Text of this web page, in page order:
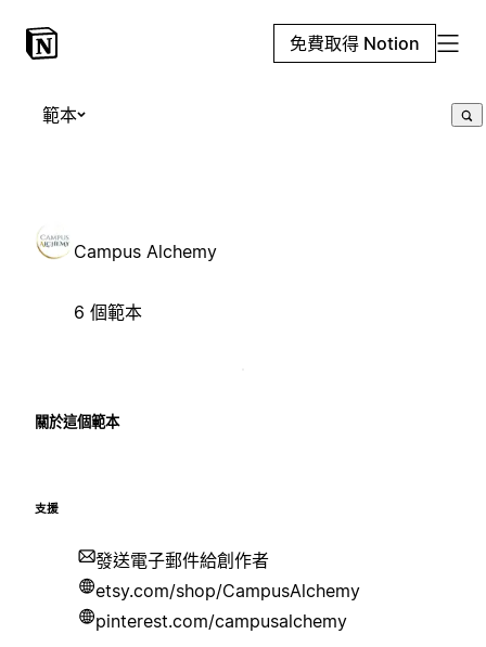
免費取得 Notion
範本
Campus Alchemy
6 個範本
關於這個範本
支援
發送電子郵件給創作者
etsy.com/shop/CampusAlchemy
pinterest.com/campusalchemy